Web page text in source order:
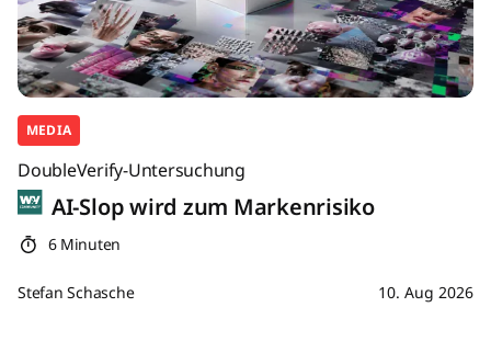
MEDIA
DoubleVerify-Untersuchung
AI-Slop wird zum Markenrisiko
6 Minuten
Stefan Schasche 10. Aug 2026